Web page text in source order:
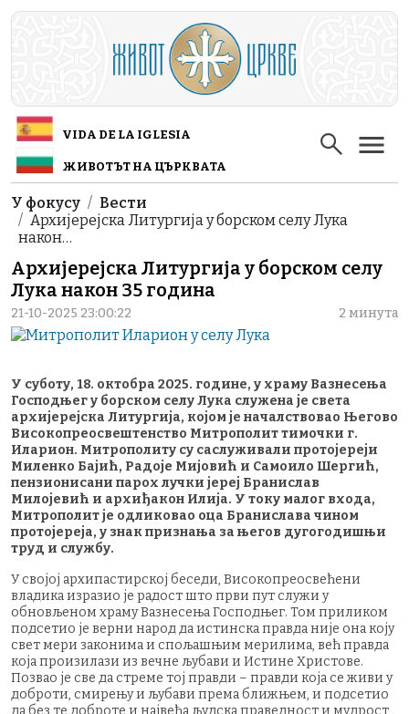
Skip to main content
VIDA DE LA IGLESIA
ЖИВОТЪТ НА ЦЪРКВАТА
Breadcrumb
У фокусу
Вести
Архијерејска Литургија у борском селу Лука
након…
Архијерејска Литургија у борском селу
Лука након 35 година
21-10-2025 23:00:22 2 минута
У суботу, 18. октобра 2025. године, у храму Вазнесења
Господњег у борском селу Лука служена је света
архијерејска Литургија, којом је началствовао Његово
Високопреосвештенство Митрополит тимочки г.
Иларион. Митрополиту су саслуживали протојереји
Миленко Бајић, Радоје Мијовић и Самоило Шергић,
пензионисани парох лучки јереј Бранислав
Милојевић и архиђакон Илија. У току малог входа,
Митрополит је одликовао оца Бранислава чином
протојереја, у знак признања за његов дугогодишњи
труд и службу.
У својој архипастирској беседи, Високопреосвећени
владика изразио је радост што први пут служи у
обновљеном храму Вазнесења Господњег. Том приликом
подсетио је верни народ да истинска правда није она коју
свет мери законима и спољашњим мерилима, већ правда
која произилази из вечне љубави и Истине Христове.
Позвао је све да стреме тој правди – правди која се живи у
доброти, смирењу и љубави према ближњем, и подсетио
да без те доброте и највећа људска праведност и мудрост